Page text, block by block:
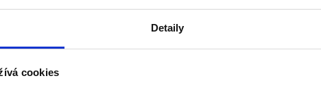
Detaily
cookies
Koncový doraz pro
5000.